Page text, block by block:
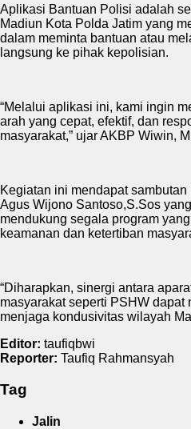
Aplikasi Bantuan Polisi adalah
Madiun Kota Polda Jatim yang
dalam meminta bantuan atau
langsung ke pihak kepolisian.
“Melalui aplikasi ini, kami ingin
arah yang cepat, efektif, dan
masyarakat,” ujar AKBP Wiwin,
Kegiatan ini mendapat
Agus Wijono Santoso,S.Sos
mendukung segala program
keamanan dan ketertiban
“Diharapkan, sinergi antara
masyarakat seperti PSHW
menjaga kondusivitas wilayah
Editor: taufiqbwi
Reporter: Taufiq Rahmansyah
Tag
Jalin